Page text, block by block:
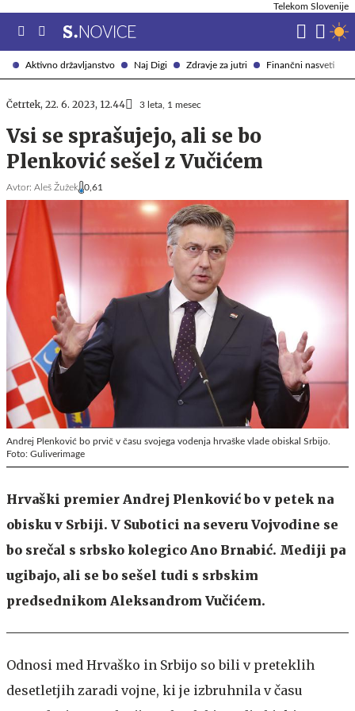
Aktivno državljanstvo Naj Digi Zdravje za jutri Finančni nasveti
Telekom Slovenije
Četrtek, 22. 6. 2023, 12.44 3 leta, 1 mesec
Vsi se sprašujejo, ali se bo
Plenković sešel z Vučićem
Avtor: Aleš Žužek 0,61
Andrej Plenković bo prvič v času svojega vodenja hrvaške vlade obiskal Srbijo.
Foto: Guliverimage
Hrvaški premier Andrej Plenković bo v petek na
obisku v Srbiji. V Subotici na severu Vojvodine se
bo srečal s srbsko kolegico Ano Brnabić. Mediji pa
ugibajo, ali se bo sešel tudi s srbskim
predsednikom Aleksandrom Vučićem.
Odnosi med Hrvaško in Srbijo so bili v preteklih
desetletjih zaradi vojne, ki je izbruhnila v času